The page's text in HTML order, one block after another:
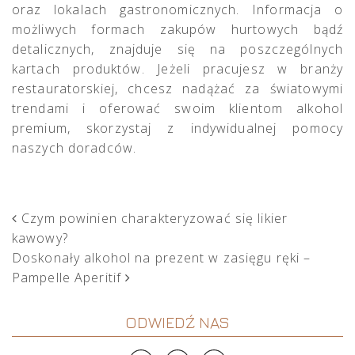
oraz lokalach gastronomicznych. Informacja o
możliwych formach zakupów hurtowych bądź
detalicznych, znajduje się na poszczególnych
kartach produktów. Jeżeli pracujesz w branży
restauratorskiej, chcesz nadążać za światowymi
trendami i oferować swoim klientom alkohol
premium, skorzystaj z indywidualnej pomocy
naszych doradców.
POST NAVIGATION
Czym powinien charakteryzować się likier
kawowy?
Doskonały alkohol na prezent w zasięgu ręki –
Pampelle Aperitif
ODWIEDŹ NAS